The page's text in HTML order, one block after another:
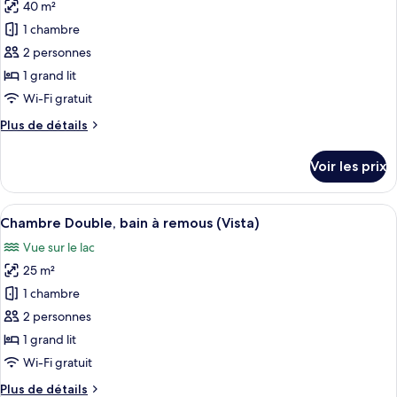
Confort,
dans
les
dépendances
photos
pour
ce
type
de
chambre :
Suite
lac
40 m²
1 chambre
2 personnes
1 grand lit
Wi-Fi gratuit
Plus de détails
Plus
le
type
de
Suite
Junior,
vue
lac
Voir les prix
Afficher
toutes
les
photos
pour
ce
type
de
chambre :
Une terrasse en bois avec un jacuzzi,
11
Chambre Double, bain à remous (Vista)
Vue sur le lac
25 m²
1 chambre
2 personnes
1 grand lit
Wi-Fi gratuit
Plus de détails
Plus